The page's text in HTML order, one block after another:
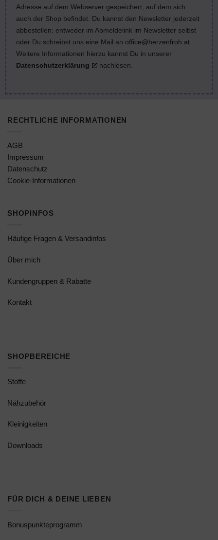
Adresse auf dem Webserver gespeichert, auf dem sich
auch der Shop befindet. Du kannst den Newsletter jederzeit
abbestellen: entweder im Abmeldelink im Newsletter selbst
oder Du schreibst uns eine Mail an office@herzenfroh.at
Weitere Informationen hierzu kannst Du in unserer
Datenschutzerklärung
nachlesen.
RECHTLICHE INFORMATIONEN
AGB
Impressum
Datenschutz
Cookie-Informationen
SHOPINFOS
Häufige Fragen & Versandinfos
Über mich
Kundengruppen & Rabatte
Kontakt
SHOPBEREICHE
Stoffe
Nähzubehör
Kleinigkeiten
Downloads
FÜR DICH & DEINE LIEBEN
Bonuspunkteprogramm